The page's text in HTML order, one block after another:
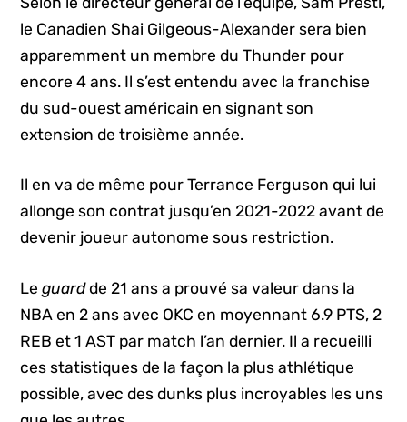
le Canadien Shai Gilgeous-Alexander sera bien
apparemment un membre du Thunder pour
encore 4 ans. Il s’est entendu avec la franchise
du sud-ouest américain en signant son
extension de troisième année.
Il en va de même pour Terrance Ferguson qui lui
allonge son contrat jusqu’en 2021-2022 avant de
devenir joueur autonome sous restriction.
Leguardde 21 ans a prouvé sa valeur dans la
NBA en 2 ans avec OKC en moyennant 6.9 PTS, 2
REB et 1 AST par match l’an dernier. Il a recueilli
ces statistiques de la façon la plus athlétique
possible, avec des dunks plus incroyables les uns